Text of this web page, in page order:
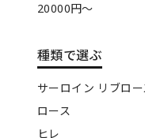
20000円〜
種類で選ぶ
サーロイン リブロー
ロース
ヒレ